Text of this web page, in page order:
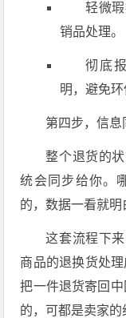
轻微
销品处理。
彻底
明，避免环
第四步，信息
整个退货的
统会同步给你。
的，数据一看就
这套流程下
商品的退换货处
把一件退货寄回
的，可都是卖家的